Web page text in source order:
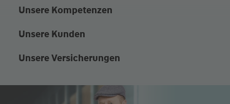
Unsere Kompetenzen
Unsere Kunden
Unsere Versicherungen